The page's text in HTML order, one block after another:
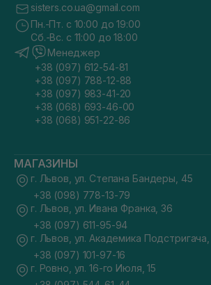
sisters.co.ua@gmail.com
Пн.-Пт. с 10:00 до 19:00
Сб.-Вс. с 11:00 до 18:00
Менеджер
+38 (097) 612-54-81
+38 (097) 788-12-88
+38 (097) 983-41-20
+38 (068) 693-46-00
+38 (068) 951-22-86
МАГАЗИНЫ
г. Львов, ул. Степана Бандеры, 45
+38 (098) 778-13-79
г. Львов, ул. Ивана Франка, 36
+38 (097) 611-95-94
г. Львов, ул. Академика
+38 (097) 101-97-16
г. Ровно, ул. 16-го Июля, 15